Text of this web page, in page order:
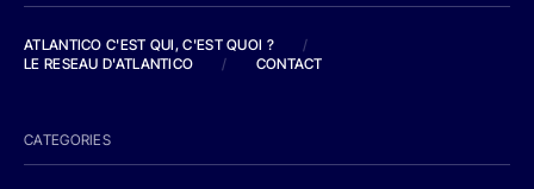
ATLANTICO C'EST QUI, C'EST QUOI ?
/
LE RESEAU D'ATLANTICO
/ CONTACT
CATEGORIES